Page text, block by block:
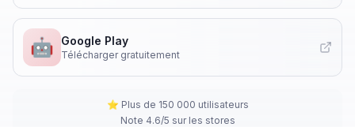
🤖 Google Play
Télécharger gratuitement
⭐ Plus de 150 000 utilisateurs
Note 4.6/5 sur les stores